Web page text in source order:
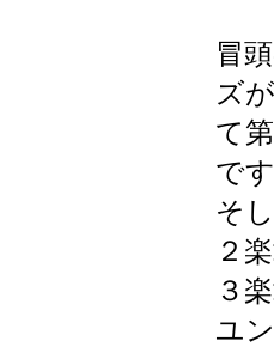
冒
ズ
て
で
そ
２
３
ユ